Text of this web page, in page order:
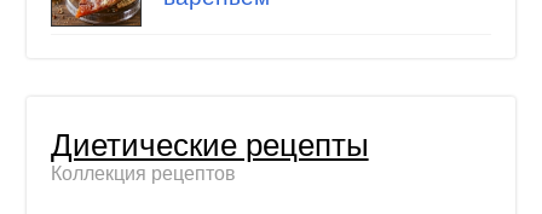
Диетические рецепты
Коллекция рецептов